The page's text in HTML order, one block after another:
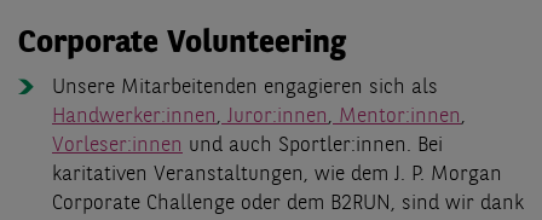
Corporate Volunteering
Unsere Mitarbeitenden engagieren sich als
Handwerker:innen, Juror:innen, Mentor:innen,
Vorleser:innen und auch Sportler:innen. Bei
karitativen Veranstaltungen, wie dem J. P. Morgan
Corporate Challenge oder dem B2RUN, sind wir dank